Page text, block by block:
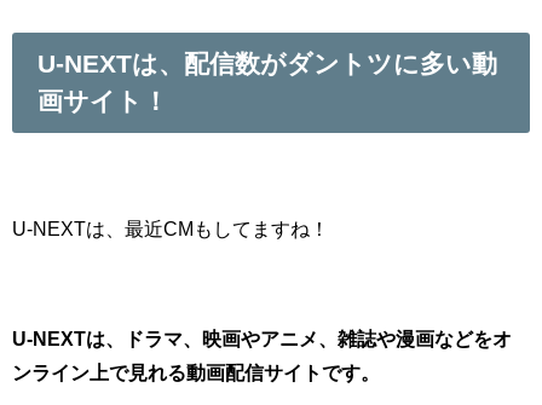
U-NEXTは、配信数がダントツに多い動
画サイト！
U-NEXTは、最近CMもしてますね！
U-NEXTは、ドラマ、映画やアニメ、雑誌や漫画などをオ
ンライン上で見れる動画配信サイトです。